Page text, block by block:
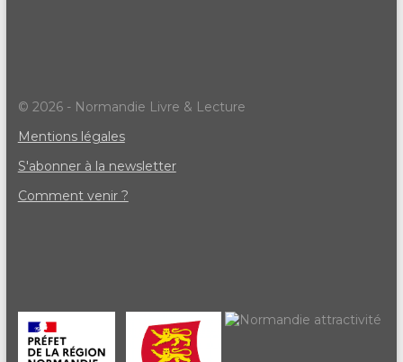
© 2026 - Normandie Livre & Lecture
Mentions légales
S'abonner à la newsletter
Comment venir ?